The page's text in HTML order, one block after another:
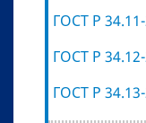
ГОСТ Р
ГОСТ Р
ГОСТ Р